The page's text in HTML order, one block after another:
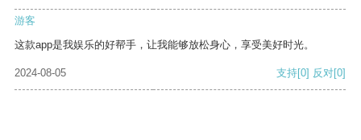
游客
这款app是我娱乐的好帮手，让我能够放松身心，享受美好时光。
2024-08-05 支持[0] 反对[0]